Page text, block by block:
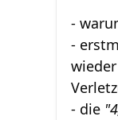
-
-
- die